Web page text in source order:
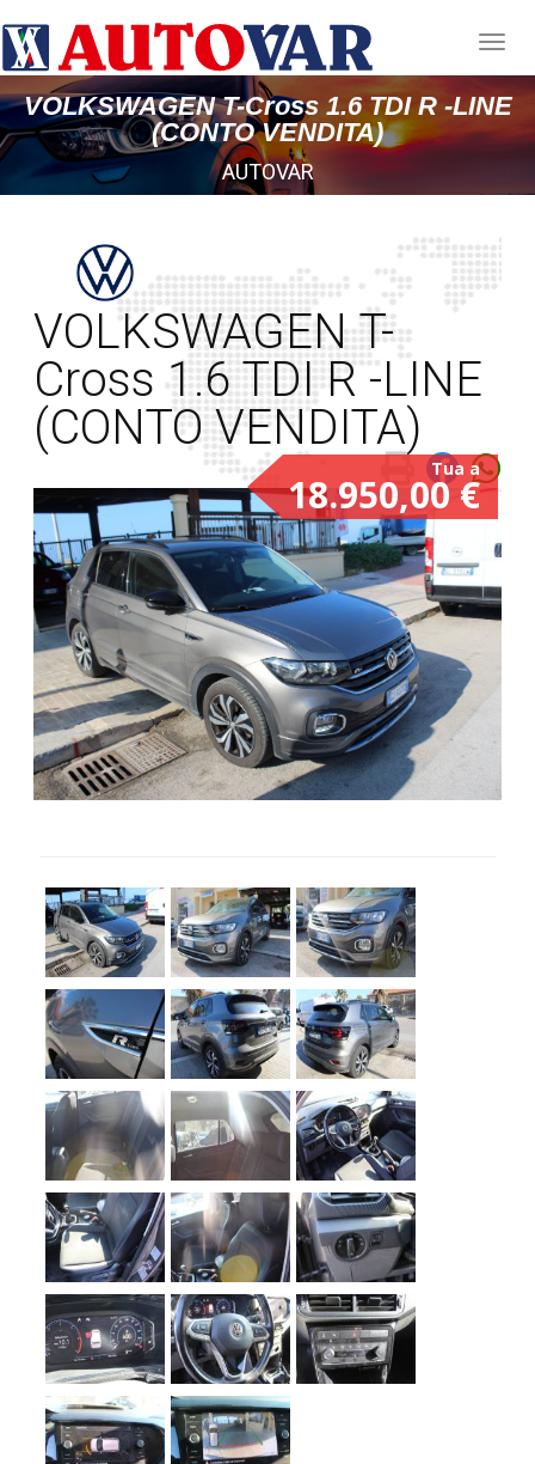
VOLKSWAGEN T-Cross 1.6 TDI R -LINE
(CONTO VENDITA)
AUTOVAR
VOLKSWAGEN T-
Cross 1.6 TDI R -LINE
(CONTO VENDITA)
18.950,00 €